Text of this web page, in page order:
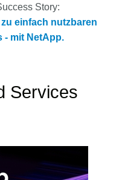
Story:
einfach nutzbaren
- mit NetApp.
Services